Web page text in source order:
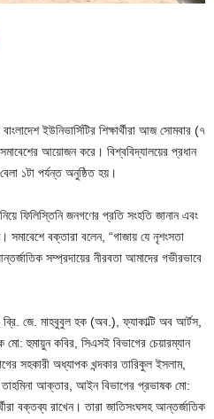
ইউনিভার্সিটির শিক্ষার্থীরা আজ সোমবার (৭
আয়োজন করে। বিশ্ববিদ্যালয়ের প্রধান
১টা পর্যন্ত অনুষ্ঠিত হয়।
নিয়ে ফিলিস্তিনি জনগণের প্রতি সংহতি জানান এবং
সমাবেশে বক্তারা বলেন, “গাজায় যে নৃশংসতা
সম্প্রদায়ের নীরবতা আমাদের গভীরভাবে
ব্রি. জে. মাহবুবুল হক (অব.), ফ্যাকাল্টি অব আর্টস,
হুমায়ুন কবির, সিএসই বিভাগের চেয়ারম্যান
সহকারী অধ্যাপক খন্দকার তারিকুল ইসলাম,
তাহমিনা আক্তার, আইন বিভাগের প্রভাষক মো:
বক্তব্য রাখেন। তারা জাতিসংঘসহ আন্তর্জাতিক